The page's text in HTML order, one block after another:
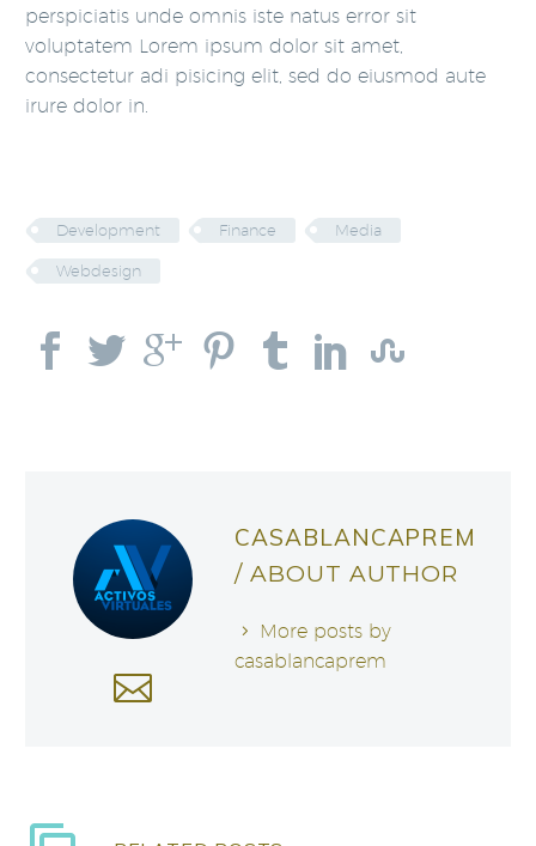
perspiciatis unde omnis iste natus error sit
voluptatem Lorem ipsum dolor sit amet,
consectetur adi pisicing elit, sed do eiusmod aute
irure dolor in.
Development Finance Media
Webdesign
CASABLANCAPREM
/ ABOUT AUTHOR
More posts by
casablancaprem